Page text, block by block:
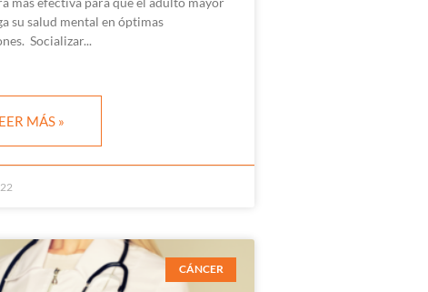
su salud mental en óptimas
Socializar
MÁS »
CÁNCER